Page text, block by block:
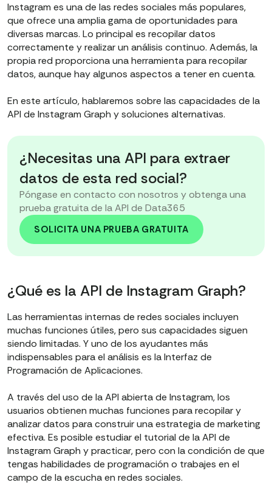
Instagram es una de las redes sociales más populares,
que ofrece una amplia gama de oportunidades para
diversas marcas. Lo principal es recopilar datos
correctamente y realizar un análisis continuo. Además, la
propia red proporciona una herramienta para recopilar
datos, aunque hay algunos aspectos a tener en cuenta.
En este artículo, hablaremos sobre las capacidades de la
API de Instagram Graph y soluciones alternativas.
¿Necesitas una API para extraer
datos de esta red social?
Póngase en contacto con nosotros y obtenga una
prueba gratuita de la API de Data365
SOLICITA UNA PRUEBA GRATUITA
¿Qué es la API de Instagram Graph?
Las herramientas internas de redes sociales incluyen
muchas funciones útiles, pero sus capacidades siguen
siendo limitadas. Y uno de los ayudantes más
indispensables para el análisis es la Interfaz de
Programación de Aplicaciones.
A través del uso de la API abierta de Instagram, los
usuarios obtienen muchas funciones para recopilar y
analizar datos para construir una estrategia de marketing
efectiva. Es posible estudiar el tutorial de la API de
Instagram Graph y practicar, pero con la condición de que
tengas habilidades de programación o trabajes en el
campo de la escucha en redes sociales.